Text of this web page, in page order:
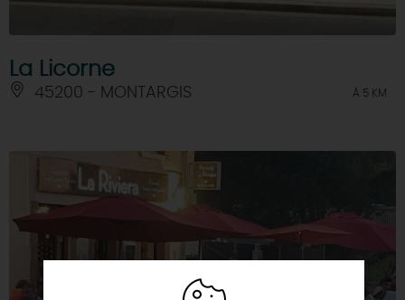
La Licorne
45200 - MONTARGIS À 5 KM